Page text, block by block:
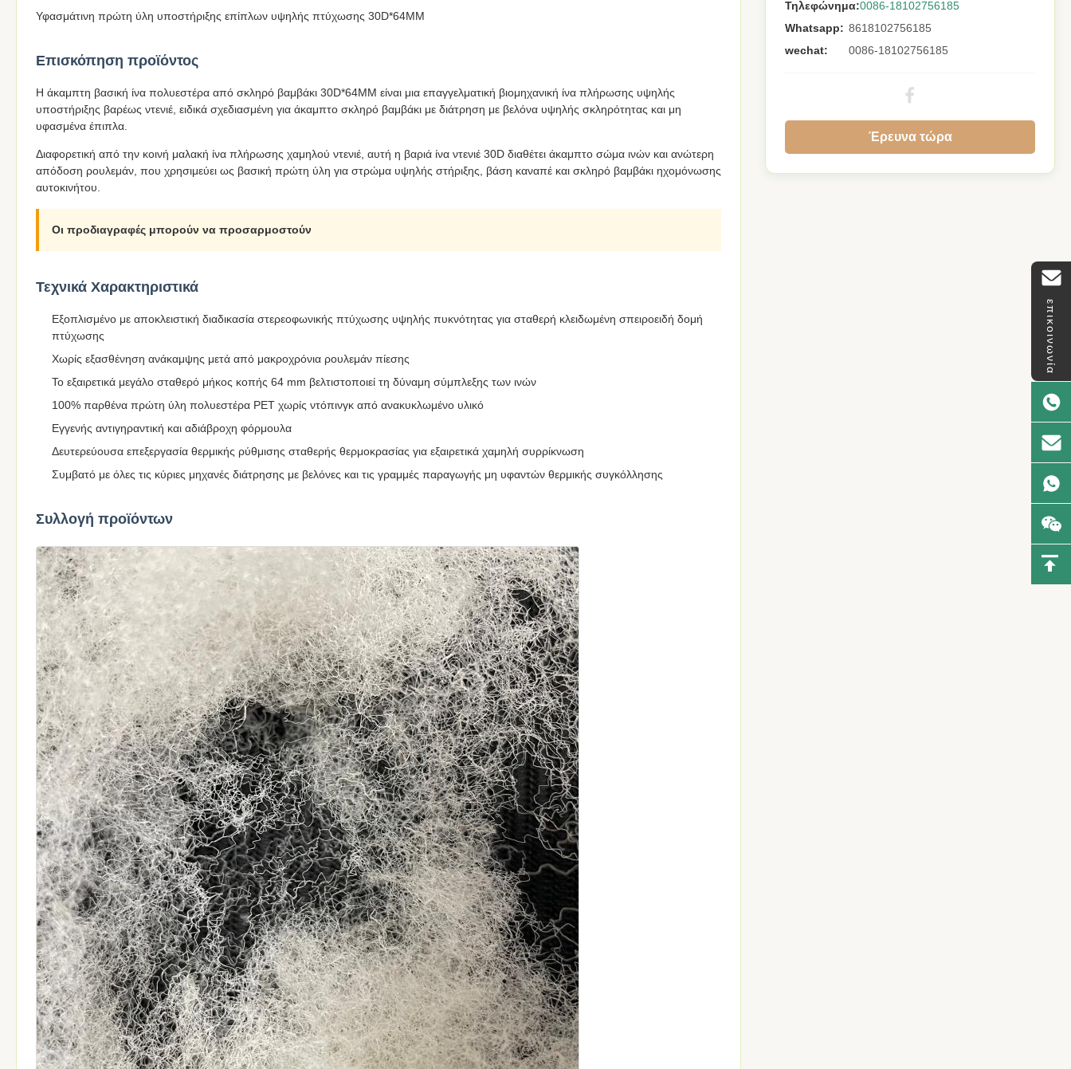
επικοινωνία
Υφασμάτινη πρώτη ύλη υποστήριξης επίπλων υψηλής πτύχωσης 30D*64MM
Επισκόπηση προϊόντος
Η άκαμπτη βασική ίνα πολυεστέρα από σκληρό βαμβάκι 30D*64MM είναι μια επαγγελματική βιομηχανική ίνα πλήρωσης υψηλής
υποστήριξης βαρέως ντενιέ, ειδικά σχεδιασμένη για άκαμπτο σκληρό βαμβάκι με διάτρηση με βελόνα υψηλής σκληρότητας και μη
υφασμένα έπιπλα.
Διαφορετική από την κοινή μαλακή ίνα πλήρωσης χαμηλού ντενιέ, αυτή η βαριά ίνα ντενιέ 30D διαθέτει άκαμπτο σώμα ινών και ανώτερη
απόδοση ρουλεμάν, που χρησιμεύει ως βασική πρώτη ύλη για στρώμα υψηλής στήριξης, βάση καναπέ και σκληρό βαμβάκι ηχομόνωσης
αυτοκινήτου.
Οι προδιαγραφές μπορούν να προσαρμοστούν
Τεχνικά Χαρακτηριστικά
Εξοπλισμένο με αποκλειστική διαδικασία στερεοφωνικής πτύχωσης υψηλής πυκνότητας για σταθερή κλειδωμένη σπειροειδή δομή
πτύχωσης
Χωρίς εξασθένηση ανάκαμψης μετά από μακροχρόνια ρουλεμάν πίεσης
Το εξαιρετικά μεγάλο σταθερό μήκος κοπής 64 mm βελτιστοποιεί τη δύναμη σύμπλεξης των ινών
100% παρθένα πρώτη ύλη πολυεστέρα PET χωρίς ντόπινγκ από ανακυκλωμένο υλικό
Εγγενής αντιγηραντική και αδιάβροχη φόρμουλα
Δευτερεύουσα επεξεργασία θερμικής ρύθμισης σταθερής θερμοκρασίας για εξαιρετικά χαμηλή συρρίκνωση
Συμβατό με όλες τις κύριες μηχανές διάτρησης με βελόνες και τις γραμμές παραγωγής μη υφαντών θερμικής συγκόλλησης
Συλλογή προϊόντων
Τηλεφώνημα:0086-18102756185
Whatsapp: 8618102756185
wechat:
0086-18102756185
Έρευνα τώρα